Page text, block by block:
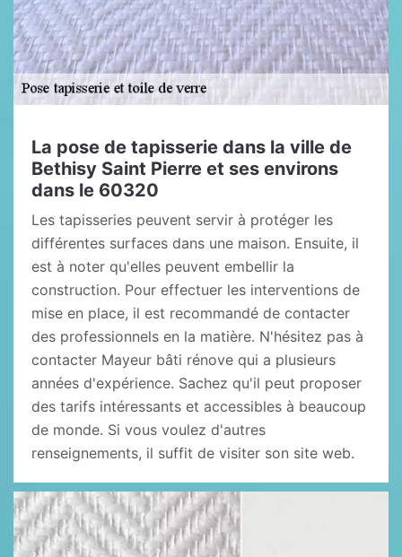
La pose de tapisserie dans la ville de
Bethisy Saint Pierre et ses environs
dans le 60320
Les tapisseries peuvent servir à protéger les
différentes surfaces dans une maison. Ensuite, il
est à noter qu'elles peuvent embellir la
construction. Pour effectuer les interventions de
mise en place, il est recommandé de contacter
des professionnels en la matière. N'hésitez pas à
contacter Mayeur bâti rénove qui a plusieurs
années d'expérience. Sachez qu'il peut proposer
des tarifs intéressants et accessibles à beaucoup
de monde. Si vous voulez d'autres
renseignements, il suffit de visiter son site web.